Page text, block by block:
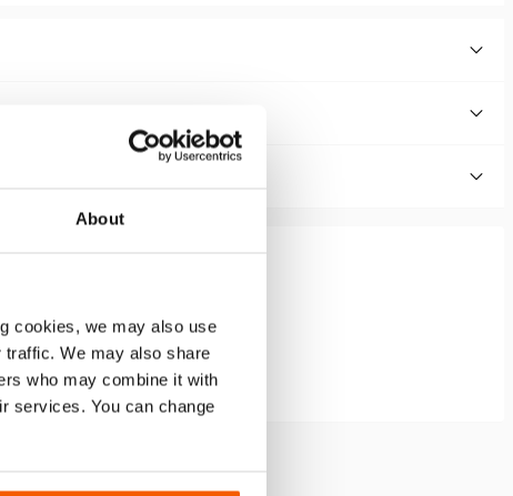
About
cookies, we may also use
We may also share
who may combine it with
services. You can change